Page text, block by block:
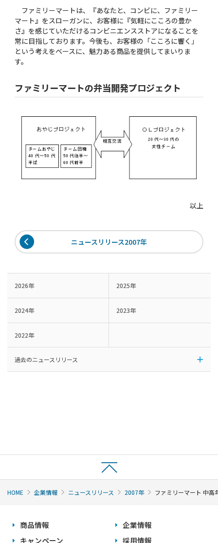
ファミリーマートは、『あなたと、コンビに、ファミリー
マート』をスローガンに、お客様に『気軽にこころの豊か
さ』を感じていただけるコンビニエンスストアになることを
常に目指しております。今後も、お客様の「こころに響く」
という考えをベースに、魅力ある商品を提供してまいりま
す。
ファミリーマートの弁当開発プロジェクト
以上
ニュースリリース2007年
2026年 2025年
2024年 2023年
2022年
過去のニュースリリース
HOME 企業情報 ニュースリリース 2007年 ファミリーマート 中高
商品情報
キャンペーン
企業情報
採用情報